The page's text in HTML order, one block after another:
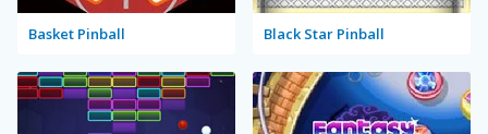
Basket Pinball Black Star Pinball